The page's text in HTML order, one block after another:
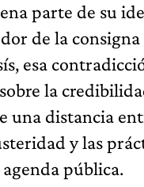
parte de su
de la consigna
esa
la
una distancia
y las
pública.